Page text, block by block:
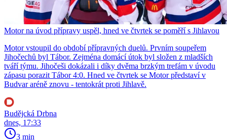
Motor na úvod přípravy uspěl, hned ve čtvrtek se poměří s Jihlavou
Motor vstoupil do období přípravných duelů. Prvním soupeřem
Jihočechů byl Tábor. Zejména domácí útok byl složen z mladších
tváří týmu. Jihočeši dokázali i díky dvěma brzkým trefám v úvodu
zápasu porazit Tábor 4:0. Hned ve čtvrtek se Motor představí v
Budvar aréně znovu - tentokrát proti Jihlavě.
Budějcká Drbna
dnes, 17:33
3 min